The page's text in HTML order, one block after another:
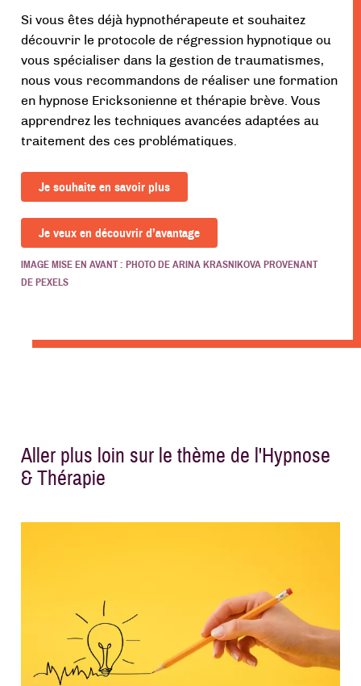
Si vous êtes déjà hypnothérapeute et souhaitez
découvrir le protocole de régression hypnotique ou
vous spécialiser dans la gestion de traumatismes,
nous vous recommandons de réaliser une formation
en hypnose Ericksonienne et thérapie brève. Vous
apprendrez les techniques avancées adaptées au
traitement des ces problématiques.
Je souhaite en savoir plus
Je veux en découvrir d’avantage
IMAGE MISE EN AVANT : PHOTO DEARINA KRASNIKOVAPROVENANT
DEPEXELS
Aller plus loin sur le thème de l'Hypnose
& Thérapie